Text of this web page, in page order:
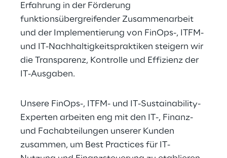
Erfahrung in der Förderung
funktionsübergreifender Zusammenarbeit
und der Implementierung von FinOps-, ITFM-
und IT-Nachhaltigkeitspraktiken steigern wir
die Transparenz, Kontrolle und Effizienz der
IT-Ausgaben.
Unsere FinOps-, ITFM- und IT-Sustainability-
Experten arbeiten eng mit den IT-, Finanz-
und Fachabteilungen unserer Kunden
zusammen, um Best Practices für IT-